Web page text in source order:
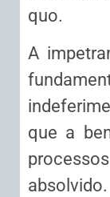
quo.
A
que a
absolvido.